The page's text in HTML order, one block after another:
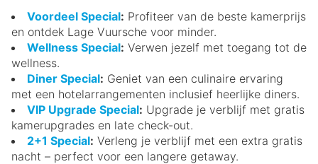
Voordeel Special: Profiteer van de beste kamerprijs
en ontdek Lage Vuursche voor minder.
Wellness Special: Verwen jezelf met toegang tot de
wellness.
Diner Special: Geniet van een culinaire ervaring
met een hotelarrangementen inclusief heerlijke diners.
VIP Upgrade Special: Upgrade je verblijf met gratis
kamerupgrades en late check-out.
2+1 Special: Verleng je verblijf met een extra gratis
nacht – perfect voor een langere getaway.